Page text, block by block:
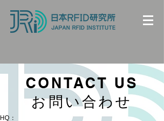
CONTACT US
​お問い合わせ
HQ：